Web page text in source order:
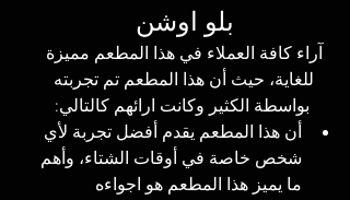
بلو اوشن
آراء كافة العملاء في هذا المطعم مميزة
للغاية، حيث أن هذا المطعم تم تجربته
بواسطة الكثير وكانت ارائهم كالتالي:
أن هذا المطعم يقدم أفضل تجربة لأي
شخص خاصة في أوقات الشتاء، وأهم
ما يميز هذا المطعم هو اجواءه